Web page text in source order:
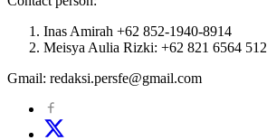
Inas Amirah +62 852-1940-8914
Meisya Aulia Rizki: +62 821 6564 512
Gmail: redaksi.persfe@gmail.com